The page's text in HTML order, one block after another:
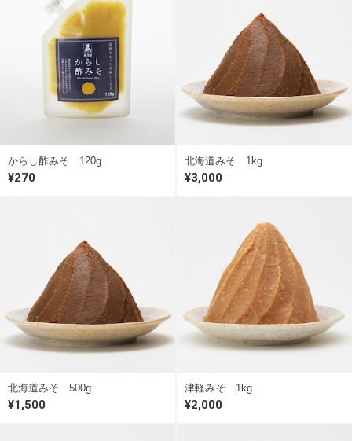
からし酢みそ 120g
¥270
北海道みそ 1kg
¥3,000
北海道みそ 500g
¥1,500
津軽みそ 1kg
¥2,000